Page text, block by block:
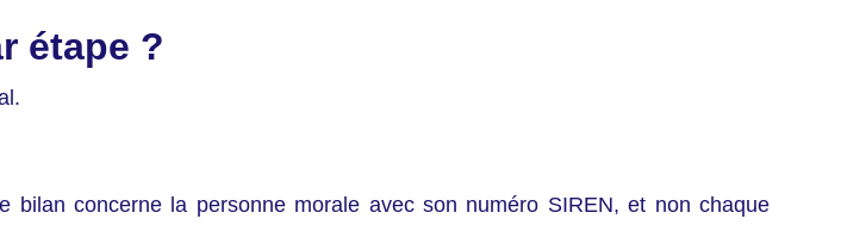
étape ?
bilan concerne la personne morale avec son numéro SIREN, et non chaque